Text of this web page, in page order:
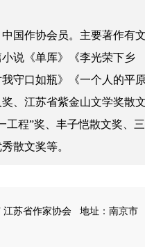
国作协会员。主要著作有
说《单厍》《李光荣下乡
守口如瓶》《一个人的平
、江苏省紫金山文学奖散
工程”奖、丰子恺散文奖、
散文奖等。
江苏省作家协会
地址：南京市